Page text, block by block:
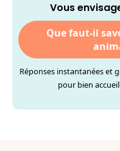
Vous
Que faut-il
Réponses instantanées et
pour bien